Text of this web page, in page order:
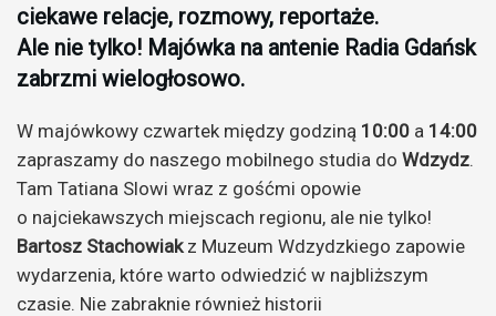
ciekawe relacje, rozmowy, reportaże.
Ale nie tylko! Majówka na antenie Radia Gdańsk
zabrzmi wielogłosowo.
W majówkowy czwartek między godziną 10:00 a 14:00
zapraszamy do naszego mobilnego studia do Wdzydz.
Tam Tatiana Slowi wraz z gośćmi opowie
o najciekawszych miejscach regionu, ale nie tylko!
Bartosz Stachowiakz Muzeum Wdzydzkiego zapowie
wydarzenia, które warto odwiedzić w najbliższym
czasie. Nie zabraknie również historii